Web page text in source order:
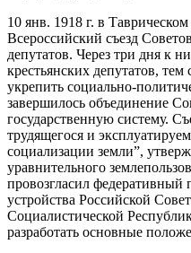
10 янв. 1918 г. в
Всероссийский съезд
депутатов. Через три дня к
крестьянских депутатов,
укрепить социально-
завершилось объединение
государственную систему.
трудящегося и
социализации земли”,
уравнительного
провозгласил федеративный
устройства Российской
Социалистической
разработать основные